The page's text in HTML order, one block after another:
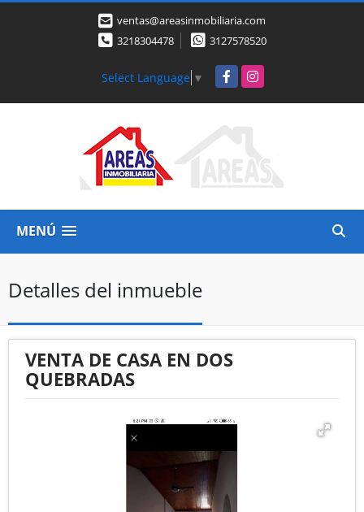
ventas@areasinmobiliaria.com
3218304478
3127578520
Select Language ▼ FacebookInstagram
MENÚ
Detalles del inmueble
VENTA DE CASA EN DOS
QUEBRADAS